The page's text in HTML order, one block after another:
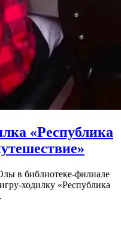
«Республика
в библиотеке-филиале
ходилку «Республика